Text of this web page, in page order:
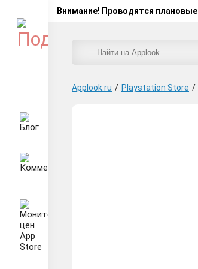
Внимание! Проводятся
Applook.ru / Playstation Store /